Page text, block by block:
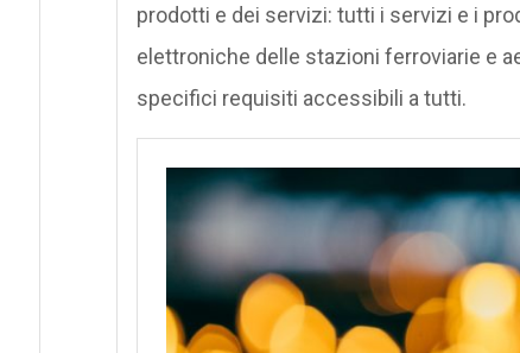
prodotti e dei servizi: tutti i servizi e i
elettroniche delle stazioni ferroviarie e
specifici requisiti accessibili a tutti.